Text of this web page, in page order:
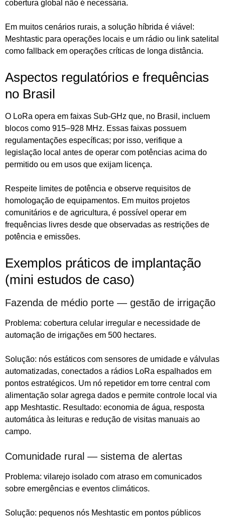
cobertura global não é necessária.
Em muitos cenários rurais, a solução híbrida é viável:
Meshtastic para operações locais e um rádio ou link satelital
como fallback em operações críticas de longa distância.
Aspectos regulatórios e frequências
no Brasil
O LoRa opera em faixas Sub‑GHz que, no Brasil, incluem
blocos como 915–928 MHz. Essas faixas possuem
regulamentações específicas; por isso, verifique a
legislação local antes de operar com potências acima do
permitido ou em usos que exijam licença.
Respeite limites de potência e observe requisitos de
homologação de equipamentos. Em muitos projetos
comunitários e de agricultura, é possível operar em
frequências livres desde que observadas as restrições de
potência e emissões.
Exemplos práticos de implantação
(mini estudos de caso)
Fazenda de médio porte — gestão de irrigação
Problema: cobertura celular irregular e necessidade de
automação de irrigações em 500 hectares.
Solução: nós estáticos com sensores de umidade e válvulas
automatizadas, conectados a rádios LoRa espalhados em
pontos estratégicos. Um nó repetidor em torre central com
alimentação solar agrega dados e permite controle local via
app Meshtastic. Resultado: economia de água, resposta
automática às leituras e redução de visitas manuais ao
campo.
Comunidade rural — sistema de alertas
Problema: vilarejo isolado com atraso em comunicados
sobre emergências e eventos climáticos.
Solução: pequenos nós Meshtastic em pontos públicos